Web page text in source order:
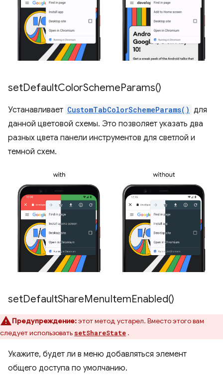
setDefaultColorSchemeParams()
Устанавливает CustomTabColorSchemeParams() для
данной цветовой схемы. Это позволяет указать два
разных цвета панели инструментов для светлой и
темной схем.
setDefaultShareMenuItemEnabled()
Предупреждение:этот метод устарел. Вместо этого вам
следует использовать setShareState .
Укажите, будет ли в меню добавляться элемент
общего доступа по умолчанию.